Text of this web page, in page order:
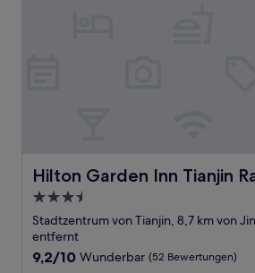
Hilton Garden Inn Tianjin
Hilton Garden Inn Tianjin Railway
3.5-
Sterne-
Unterkunft
Stadtzentrum von Tianjin, 8,7 km von
entfernt
9.2
9,2/10 Wunderbar (52 Bewertungen)